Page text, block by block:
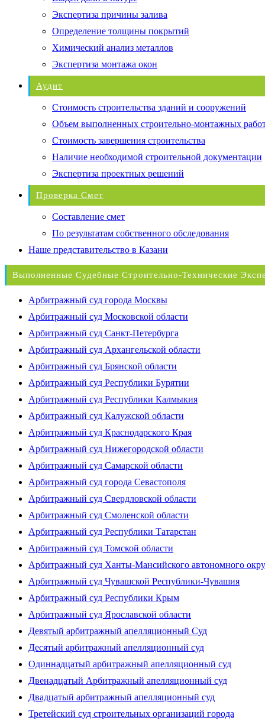
Экспертиза причины залива
Определение толщины покрытий
Химический анализ металлов
Экспертиза монтажа окон
Аудит
Стоимость строительства зданий и сооружений
Объем выполненных строительно-монтажных
Стоимость завершения строительства
Наличие необходимой строительной документации
Экспертиза проектных решений
Проверка Смет
Составление смет
По результатам собственного обследования
Наше представительство в Казани
Выполненные Судебные Строительно-Технические
Арбитражный суд города Москвы
Арбитражный суд Московской области
Арбитражный суд Санкт-Петербурга
Арбитражный суд Архангельской области
Арбитражный суд Брянской области
Арбитражный суд Республики Бурятии
Арбитражный суд Республики Калмыкия
Арбитражный суд Калужской области
Арбитражный суд Краснодарского Края
Арбитражный суд Нижегородской области
Арбитражный суд Самарской области
Арбитражный суд города Севастополя
Арбитражный суд Свердловской области
Арбитражный суд Смоленской области
Арбитражный суд Республики Татарстан
Арбитражный суд Томской области
Арбитражный суд Ханты-Мансийского автономного
Арбитражный суд Чувашской Республики-Чувашия
Арбитражный суд Республики Крым
Арбитражный суд Ярославской области
Девятый арбитражный апелляционный Суд
Десятый арбитражный апелляционный суд
Одиннадцатый арбитражный апелляционный суд
Двенадцатый Арбитражный апелляционный суд
Двадцатый арбитражный апелляционный суд
Третейский суд строительных организаций города